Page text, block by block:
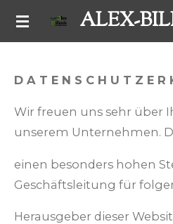
Zum
ALEX-
D A T E N S C H U T Z E R
Wir freuen uns sehr über
unserem Unternehmen.
einen besonders hohen
Geschäftsleitung für
Herausgeber dieser